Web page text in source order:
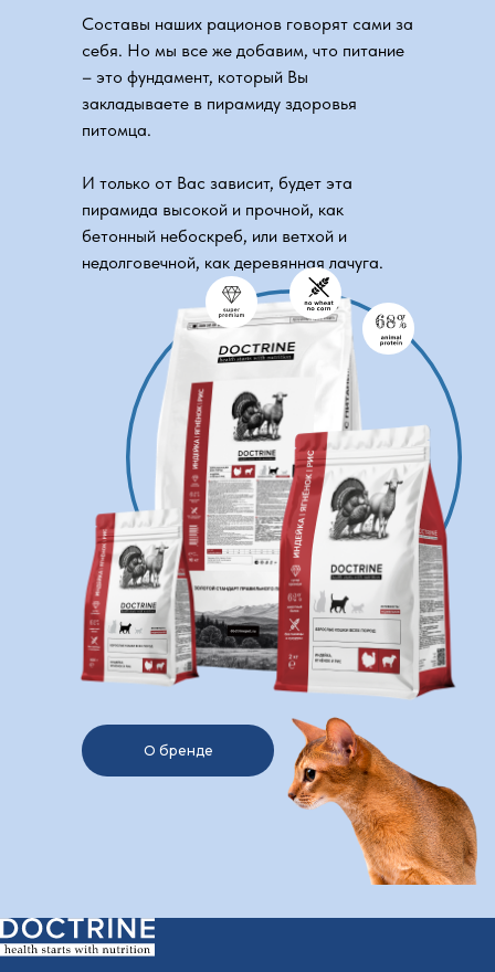
Составы наших рационов говорят сами за
себя. Но мы все же добавим, что питание
– это фундамент, который Вы
закладываете в пирамиду здоровья
питомца.
И только от Вас зависит, будет эта
пирамида высокой и прочной, как
бетонный небоскреб, или ветхой и
недолговечной, как деревянная лачуга.
О бренде